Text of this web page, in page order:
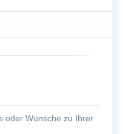
oder Wünsche zu Ihrer